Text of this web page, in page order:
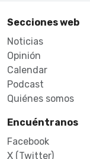
Secciones web
Noticias
Opinión
Calendar
Podcast
Quiénes somos
Encuéntranos
Facebook
X (Twitter)